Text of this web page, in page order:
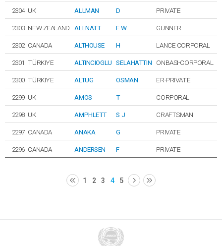
2304 UK ALLMAN D PRIVATE
2303 NEW ZEALAND ALLNATT E W GUNNER
2302 CANADA ALTHOUSE H LANCE CORPORAL
2301 TÜRKIYE ALTINCIOGLU SELAHATTIN ONBASI-CORPORAL
2300 TÜRKIYE ALTUG OSMAN ER-PRIVATE
2299 UK AMOS T CORPORAL
2298 UK AMPHLETT S J CRAFTSMAN
2297 CANADA ANAKA G PRIVATE
2296 CANADA ANDERSEN F PRIVATE
1 2 3 4 5